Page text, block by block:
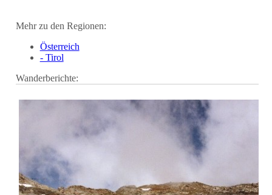
Mehr zu den Regionen:
Österreich
- Tirol
Wanderberichte: